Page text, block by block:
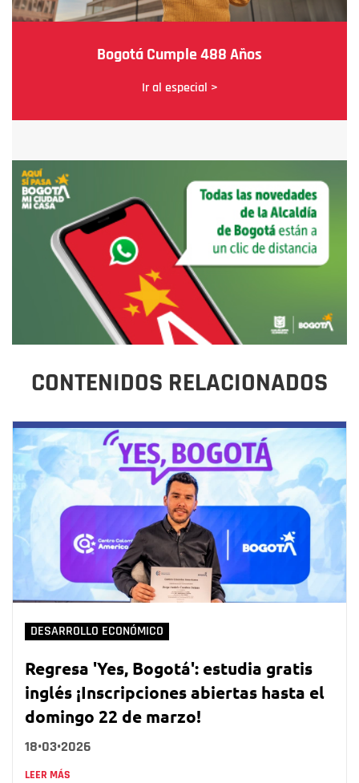
Bogotá Cumple 488 Años
Ir al especial >
CONTENIDOS RELACIONADOS
DESARROLLO ECONÓMICO
Regresa 'Yes, Bogotá': estudia gratis
inglés ¡Inscripciones abiertas hasta el
domingo 22 de marzo!
18•03•2026
LEER MÁS